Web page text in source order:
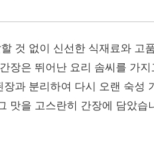
것 없이 신선한 식재료와 고
장은 뛰어난 요리 솜씨를 가
과 분리하여 다시 오랜 숙성
맛을 고스란히 간장에 담았습